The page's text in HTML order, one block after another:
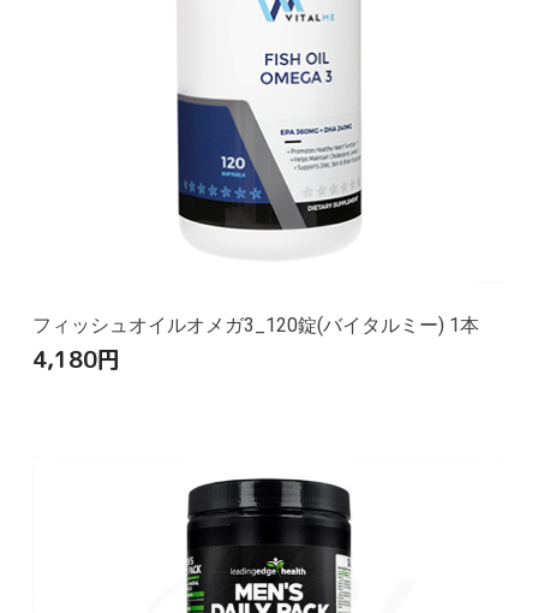
フィッシュオイルオメガ3_120錠(バイタルミー) 1本
4,180円